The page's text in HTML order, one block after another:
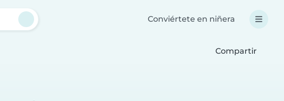
Conviértete en niñera
Compartir